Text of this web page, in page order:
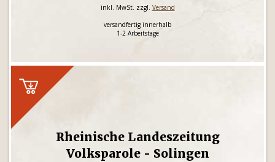
inkl. MwSt. zzgl. Versand
versandfertig innerhalb
1-2 Arbeitstage
Rheinische Landeszeitung
Volksparole - Solingen